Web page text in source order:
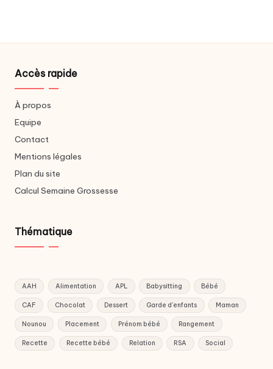
Accès rapide
À propos
Equipe
Contact
Mentions légales
Plan du site
Calcul Semaine Grossesse
Thématique
AAH Alimentation APL Babysitting Bébé
CAF Chocolat Dessert Garde d'enfants Maman
Nounou Placement Prénom bébé Rangement
Recette Recette bébé Relation RSA Social